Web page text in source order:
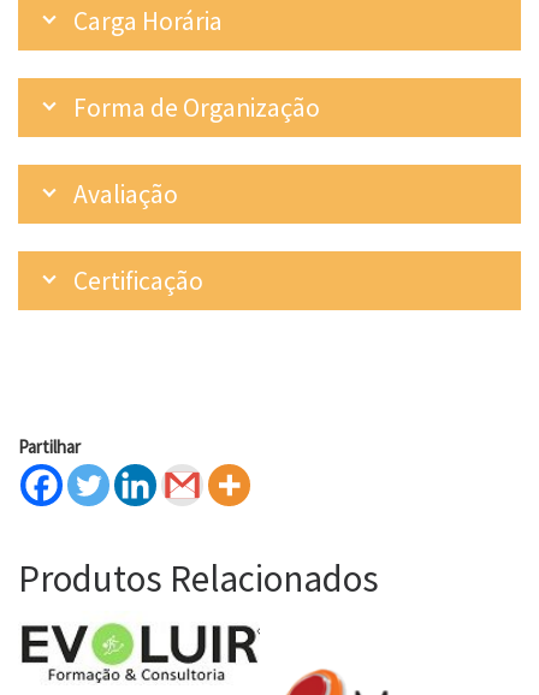
Carga Horária
Forma de Organização
Avaliação
Certificação
Partilhar
Produtos Relacionados